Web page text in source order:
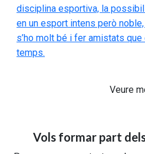
disciplina esportiva, la
en un esport intens però
s’ho molt bé i fer amistats
temps.
Veure
Vols formar part